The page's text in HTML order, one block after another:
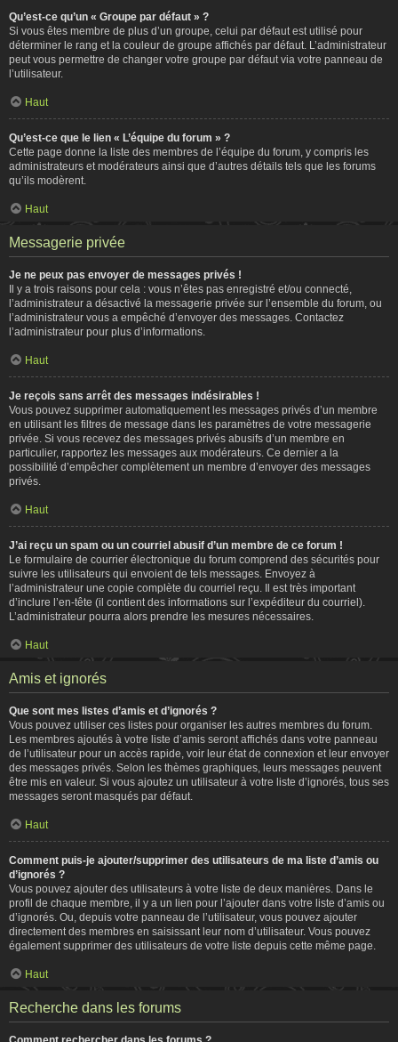
Qu’est-ce qu’un « Groupe par défaut » ?
Si vous êtes membre de plus d’un groupe, celui par défaut est utilisé pour
déterminer le rang et la couleur de groupe affichés par défaut. L’administrateur
peut vous permettre de changer votre groupe par défaut via votre panneau de
l’utilisateur.
Haut
Qu’est-ce que le lien « L’équipe du forum » ?
Cette page donne la liste des membres de l’équipe du forum, y compris les
administrateurs et modérateurs ainsi que d’autres détails tels que les forums
qu’ils modèrent.
Haut
Messagerie privée
Je ne peux pas envoyer de messages privés !
Il y a trois raisons pour cela : vous n’êtes pas enregistré et/ou connecté,
l’administrateur a désactivé la messagerie privée sur l’ensemble du forum, ou
l’administrateur vous a empêché d’envoyer des messages. Contactez
l’administrateur pour plus d’informations.
Haut
Je reçois sans arrêt des messages indésirables !
Vous pouvez supprimer automatiquement les messages privés d’un membre
en utilisant les filtres de message dans les paramètres de votre messagerie
privée. Si vous recevez des messages privés abusifs d’un membre en
particulier, rapportez les messages aux modérateurs. Ce dernier a la
possibilité d’empêcher complètement un membre d’envoyer des messages
privés.
Haut
J’ai reçu un spam ou un courriel abusif d’un membre de ce forum !
Le formulaire de courrier électronique du forum comprend des sécurités pour
suivre les utilisateurs qui envoient de tels messages. Envoyez à
l’administrateur une copie complète du courriel reçu. Il est très important
d’inclure l’en-tête (il contient des informations sur l’expéditeur du courriel).
L’administrateur pourra alors prendre les mesures nécessaires.
Haut
Amis et ignorés
Que sont mes listes d’amis et d’ignorés ?
Vous pouvez utiliser ces listes pour organiser les autres membres du forum.
Les membres ajoutés à votre liste d’amis seront affichés dans votre panneau
de l’utilisateur pour un accès rapide, voir leur état de connexion et leur envoyer
des messages privés. Selon les thèmes graphiques, leurs messages peuvent
être mis en valeur. Si vous ajoutez un utilisateur à votre liste d’ignorés, tous ses
messages seront masqués par défaut.
Haut
Comment puis-je ajouter/supprimer des utilisateurs de ma liste d’amis ou
d’ignorés ?
Vous pouvez ajouter des utilisateurs à votre liste de deux manières. Dans le
profil de chaque membre, il y a un lien pour l’ajouter dans votre liste d’amis ou
d’ignorés. Ou, depuis votre panneau de l’utilisateur, vous pouvez ajouter
directement des membres en saisissant leur nom d’utilisateur. Vous pouvez
également supprimer des utilisateurs de votre liste depuis cette même page.
Haut
Recherche dans les forums